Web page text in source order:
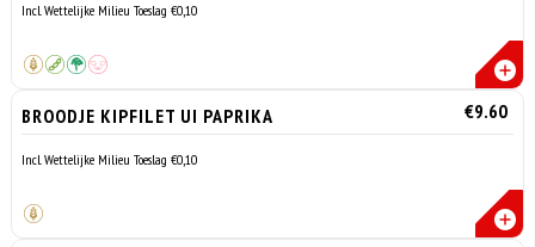
Incl. Wettelijke Milieu Toeslag €0,10
BROODJE KIPFILET UI PAPRIKA €9.60
Incl. Wettelijke Milieu Toeslag €0,10